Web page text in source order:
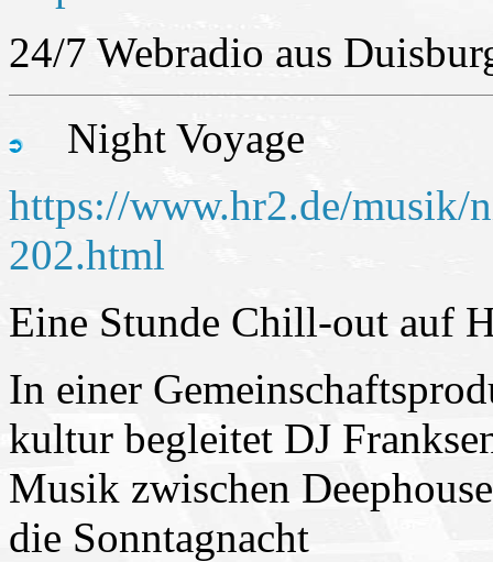
24/7 Webradio aus
Night Voyage
https://www.hr2.de/musik/
202.html
Eine Stunde Chill-out auf
In einer
kultur begleitet DJ
Musik zwischen
die Sonntagnacht